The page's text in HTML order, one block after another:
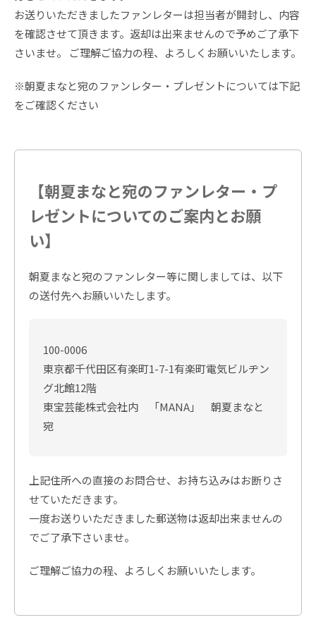
お送りいただきましたファンレターは担当者が開封し、内容
を確認させて頂きます。返却は出来ませんので予めご了承下
さいませ。 ご理解ご協力の程、よろしくお願いいたします。
※朝夏まなと宛のファンレター・プレゼントについては下記
をご確認ください
【朝夏まなと宛のファンレター・プ
レゼントについてのご案内とお願
い】
朝夏まなと宛のファンレター等に関しましては、以下
の送付先へお願いいたします。
100-0006
東京都千代田区有楽町1-7-1有楽町電気ビルヂン
グ北館12階
東宝芸能株式会社内 「MANA」 朝夏まなと
宛
上記住所への直接のお問合せ、お持ち込みはお断りさ
せていただきます。
一度お送りいただきました郵送物は返却出来ませんの
でご了承下さいませ。
ご理解ご協力の程、よろしくお願いいたします。